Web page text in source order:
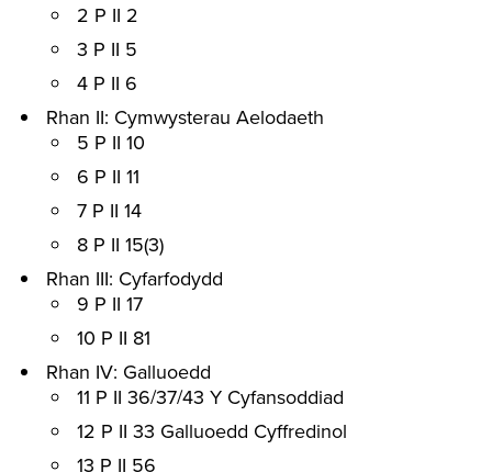
2 P II 2
3 P II 5
4 P II 6
Rhan II: Cymwysterau Aelodaeth
5 P II 10
6 P II 11
7 P II 14
8 P II 15(3)
Rhan III: Cyfarfodydd
9 P II 17
10 P II 81
Rhan IV: Galluoedd
11 P II 36/37/43 Y Cyfansoddiad
12 P II 33 Galluoedd Cyffredinol
13 P II 56